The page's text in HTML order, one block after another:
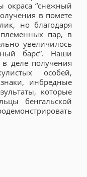
окраса “снежный
в помете
но благодаря
пар, в
увеличилось
барс”. Наши
деле получения
особей,
инбредные
которые
бенгальской